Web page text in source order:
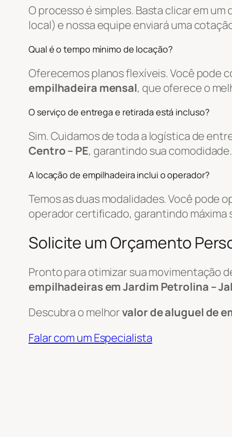
O processo é simples. Basta clicar em
local) e nossa equipe enviará uma
Qual é o tempo mínimo de locação?
Oferecemos planos flexíveis. Você pode
empilhadeira mensal, que oferece o
O serviço de entrega e retirada está incluso?
Sim. Cuidamos de toda a logística de
Centro – PE, garantindo sua comodidade.
A locação de empilhadeira inclui o operador?
Temos as duas modalidades. Você pode
operador certificado, garantindo máxima
Solicite um Orçamento
Pronto para otimizar sua movimentação
empilhadeiras em Jardim Petrolina –
Descubra o melhorvalor de aluguel de
Falar com um Especialista